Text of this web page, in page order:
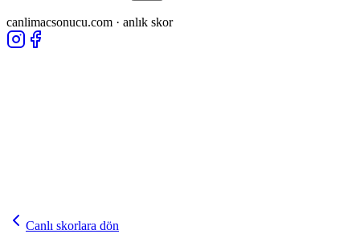
canlimacsonucu.com · anlık skor
Canlı skorlara dön